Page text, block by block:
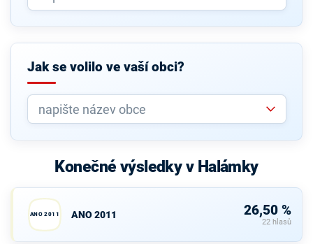
Jak se volilo ve vaší obci?
Konečné výsledky v Halámky
ANO 2011 ANO 2011 26,50 %
22 hlasů